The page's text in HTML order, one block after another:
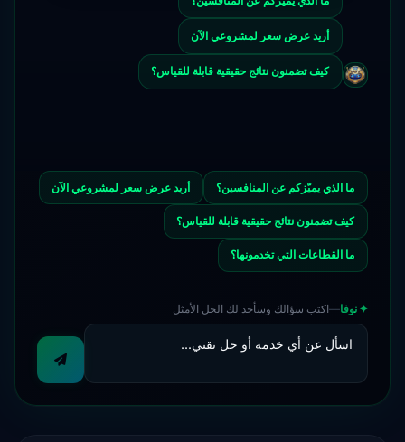
أريد عرض سعر لمشروعي الآن
كيف تضمنون نتائج حقيقية قابلة للقياس؟
ما الذي يميّزكم عن المنافسين؟ أريد عرض سعر لمشروعي الآن
كيف تضمنون نتائج حقيقية قابلة للقياس؟
ما القطاعات التي تخدمونها؟
✦ نوفا—اكتب سؤالك وسأجد لك الحل الأمثل